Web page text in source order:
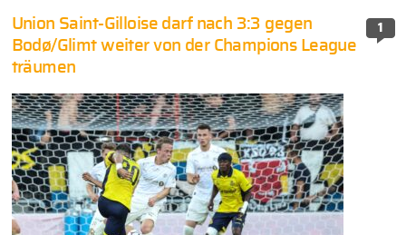
1
Union Saint-Gilloise darf nach 3:3 gegen
Bodø/Glimt weiter von der Champions League
träumen